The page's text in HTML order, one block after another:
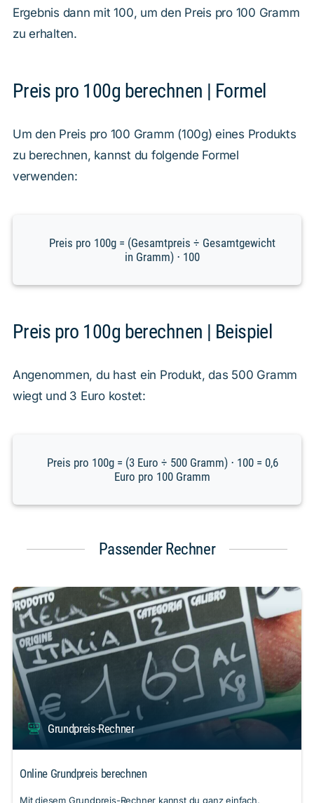
Ergebnis dann mit 100, um den Preis pro 100 Gramm
zu erhalten.
Preis pro 100g berechnen | Formel
Um den Preis pro 100 Gramm (100g) eines Produkts
zu berechnen, kannst du folgende Formel
verwenden:
Preis pro 100g = (Gesamtpreis ÷ Gesamtgewicht
in Gramm) ⋅ 100
Preis pro 100g berechnen | Beispiel
Angenommen, du hast ein Produkt, das 500 Gramm
wiegt und 3 Euro kostet:
Preis pro 100g = (3 Euro ÷ 500 Gramm) ⋅ 100 = 0,6
Euro pro 100 Gramm
Passender Rechner
Grundpreis-Rechner
Online Grundpreis berechnen
Mit diesem Grundpreis-Rechner kannst du ganz einfach,